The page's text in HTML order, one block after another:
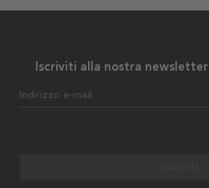
Iscriviti alla nostra newsletter
Indirizzo e-mail